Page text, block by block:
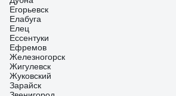
Егорьевск
Елабуга
Елец
Ессентуки
Ефремов
Железногорск
Жигулевск
Жуковский
Зарайск